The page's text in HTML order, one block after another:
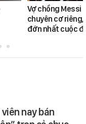
Vợ chồng Messi
chuyên cơ
đớn nhất cuộc
nay bán